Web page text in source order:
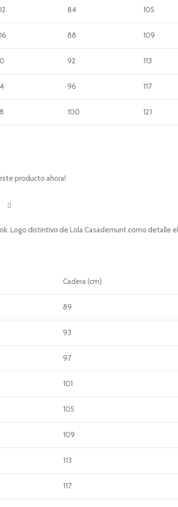
84 105
88 109
92 113
96 117
100 121
producto ahora!
Logo distintivo de Lola Casademunt como detalle
Cadera (cm)
89
93
97
101
105
109
113
117